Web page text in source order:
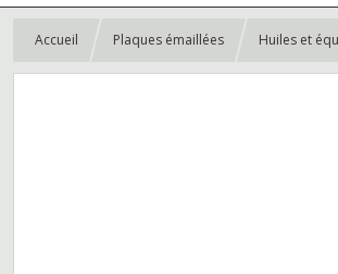
Accueil Plaques émaillées Huiles et